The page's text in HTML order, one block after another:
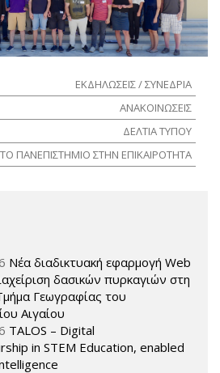
ΕΚΔΗΛΩΣΕΙΣ / ΣΥΝΕΔΡΙΑ
ΑΝΑΚΟΙΝΩΣΕΙΣ
ΔΕΛΤΙΑ ΤΥΠΟΥ
ΤΟ ΠΑΝΕΠΙΣΤΗΜΙΟ ΣΤΗΝ ΕΠΙΚΑΙΡΟΤΗΤΑ
Νέα διαδικτυακή εφαρμογή Web
δασικών πυρκαγιών στη
Γεωγραφίας του
Αιγαίου
TALOS – Digital
in STEM Education, enabled